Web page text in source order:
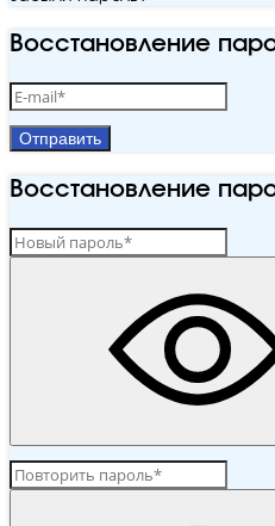
Восстановление
Отправить
Восстановление